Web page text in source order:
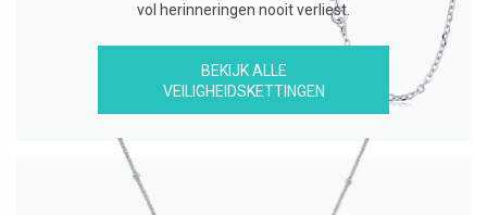
vol herinneringen nooit verliest.
BEKIJK ALLE
VEILIGHEIDSKETTINGEN